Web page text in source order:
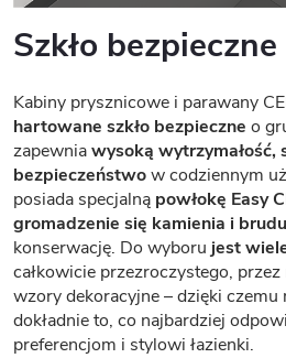
Szkło
Kabiny prysznicowe i parawany
hartowane szkło bezpieczne o
zapewniawysoką wytrzymałość,
bezpieczeństwow codziennym
posiada specjalną powłokę Easy
gromadzenie się kamienia i brudu
konserwację. Do wyboru jest
całkowicie przezroczystego,
wzory dekoracyjne – dzięki czemu
dokładnie to, co najbardziej
preferencjom i stylowi łazienki.